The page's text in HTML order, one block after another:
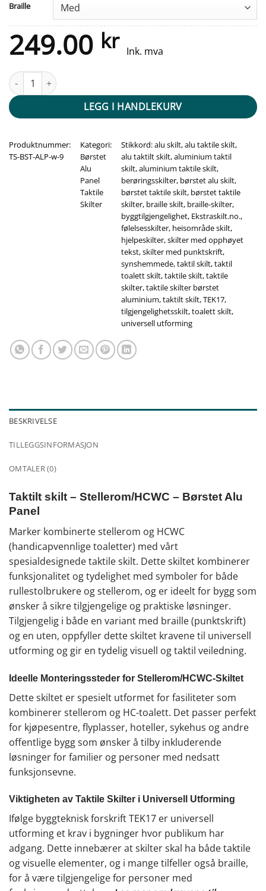
Braille
249.00 kr Ink. mva
Taktilt skilt - Stellerom/HCWC - Børstet Alu Panel antall
LEGG I HANDLEKURV
Produktnummer:
TS-BST-ALP-w-9
Kategori:
Børstet
Alu
Panel
Taktile
Skilter
Stikkord:alu skilt,alu taktile skilt,
alu taktilt skilt,aluminium taktil
skilt,aluminium taktile skilt,
berøringsskilter, børstet alu skilt,
børstet taktile skilt, børstet taktile
skilter, braille skilt, braille-skilter,
byggtilgjengelighet, Ekstraskilt.no.,
følelsesskilter, heisområde skilt,
hjelpeskilter,skilter med opphøyet
tekst,skilter med punktskrift,
synshemmede,taktil skilt,taktil
toalett skilt,taktile skilt,taktile
skilter,taktile skilter børstet
aluminium,taktilt skilt,TEK17,
tilgjengelighetsskilt,toalett skilt,
universell utforming
BESKRIVELSE
TILLEGGSINFORMASJON
OMTALER (0)
Taktilt skilt – Stellerom/HCWC – Børstet Alu
Panel
Marker kombinerte stellerom og HCWC
(handicapvennlige toaletter) med vårt
spesialdesignede taktile skilt. Dette skiltet kombinerer
funksjonalitet og tydelighet med symboler for både
rullestolbrukere og stellerom, og er ideelt for bygg som
ønsker å sikre tilgjengelige og praktiske løsninger.
Tilgjengelig i både en variant med braille (punktskrift)
og en uten, oppfyller dette skiltet kravene til universell
utforming og gir en tydelig visuell og taktil veiledning.
Ideelle Monteringssteder for Stellerom/HCWC-Skiltet
Dette skiltet er spesielt utformet for fasiliteter som
kombinerer stellerom og HC-toalett. Det passer perfekt
for kjøpesentre, flyplasser, hoteller, sykehus og andre
offentlige bygg som ønsker å tilby inkluderende
løsninger for familier og personer med nedsatt
funksjonsevne.
Viktigheten av Taktile Skilter i Universell Utforming
Ifølge byggteknisk forskrift TEK17 er universell
utforming et krav i bygninger hvor publikum har
adgang. Dette innebærer at skilter skal ha både taktile
og visuelle elementer, og i mange tilfeller også braille,
for å være tilgjengelige for personer med